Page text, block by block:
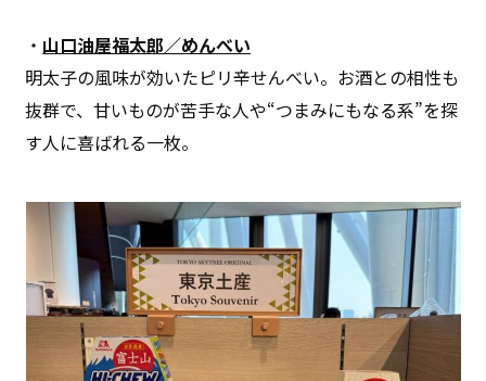
・ 山口油屋福太郎／めんべい
明太子の風味が効いたピリ辛せんべい。お酒との相性も
抜群で、甘いものが苦手な人や“つまみにもなる系”を探
す人に喜ばれる一枚。